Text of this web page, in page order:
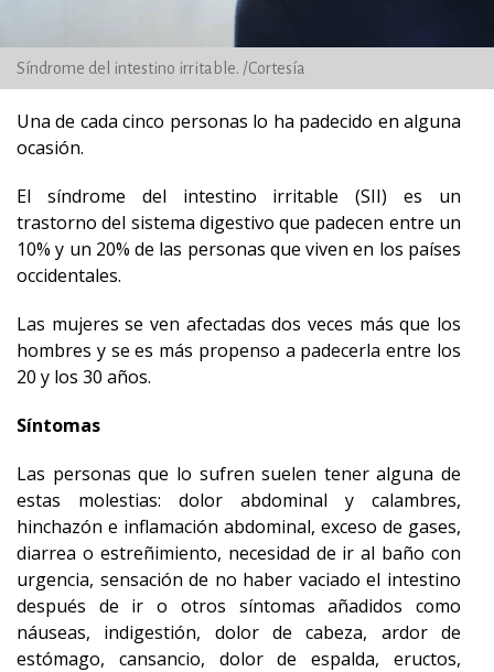
Síndrome del intestino irritable. /Cortesía
Una de cada cinco personas lo ha padecido en alguna
ocasión.
El síndrome del intestino irritable (SII) es un
trastorno del sistema digestivo que padecen entre un
10% y un 20% de las personas que viven en los países
occidentales.
Las mujeres se ven afectadas dos veces más que los
hombres y se es más propenso a padecerla entre los
20 y los 30 años.
Síntomas
Las personas que lo sufren suelen tener alguna de
estas molestias: dolor abdominal y calambres,
hinchazón e inflamación abdominal, exceso de gases,
diarrea o estreñimiento, necesidad de ir al baño con
urgencia, sensación de no haber vaciado el intestino
después de ir o otros síntomas añadidos como
náuseas, indigestión, dolor de cabeza, ardor de
estómago, cansancio, dolor de espalda, eructos,